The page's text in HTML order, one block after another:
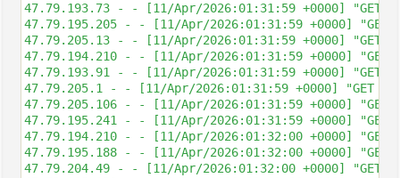
47.79.193.73 - - [11/Apr/2026:01:31:59 +0000] "GET /
47.79.195.205 - - [11/Apr/2026:01:31:59 +0000] "GET /
47.79.205.13 - - [11/Apr/2026:01:31:59 +0000] "GET /
47.79.194.210 - - [11/Apr/2026:01:31:59 +0000] "GET
47.79.193.91 - - [11/Apr/2026:01:31:59 +0000] "GET /
47.79.205.1 - - [11/Apr/2026:01:31:59 +0000] "GET /
47.79.205.106 - - [11/Apr/2026:01:31:59 +0000] "GET /
47.79.195.241 - - [11/Apr/2026:01:31:59 +0000] "GET /
47.79.194.210 - - [11/Apr/2026:01:32:00 +0000] "GET
47.79.195.188 - - [11/Apr/2026:01:32:00 +0000] "GET /
47.79.204.49 - - [11/Apr/2026:01:32:00 +0000] "GET /